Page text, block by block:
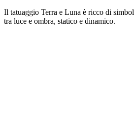
Il tatuaggio Terra e Luna è ricco di
tra luce e ombra, statico e dinamico.